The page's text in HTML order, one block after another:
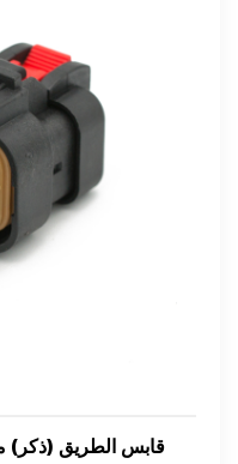
776487-2 4-قابس الطريق